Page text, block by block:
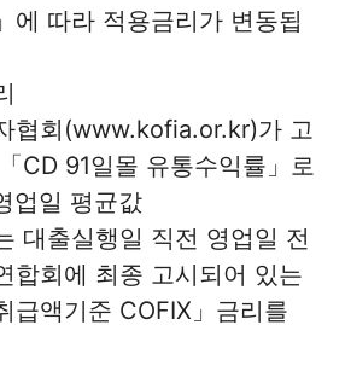
에 따라 적용금리가 변동됩
협회(www.kofia.or.kr)가 고
CD 91일몰 유통수익률」로
업일 평균값
대출실행일 직전 영업일 전
합회에 최종 고시되어 있는
급액기준 COFIX」금리를